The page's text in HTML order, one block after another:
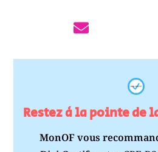
Restez à la pointe de
MonOF vous